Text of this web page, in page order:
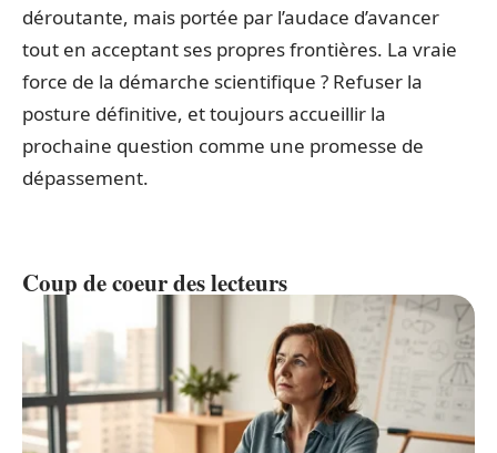
déroutante, mais portée par l’audace d’avancer
tout en acceptant ses propres frontières. La vraie
force de la démarche scientifique ? Refuser la
posture définitive, et toujours accueillir la
prochaine question comme une promesse de
dépassement.
Coup de coeur des lecteurs